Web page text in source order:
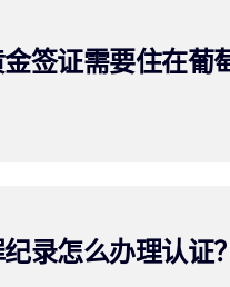
签证需要住在葡
录怎么办理认证？